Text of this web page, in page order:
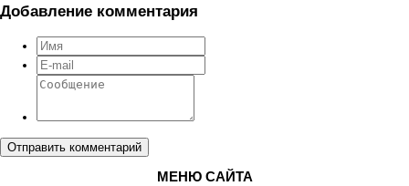
Добавление комментария
Отправить комментарий
МЕНЮ САЙТА